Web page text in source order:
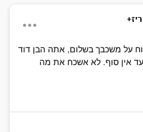
על משכבך בשלום, אתה הבן דוד
עד אין סוף. לא אשכח את מה